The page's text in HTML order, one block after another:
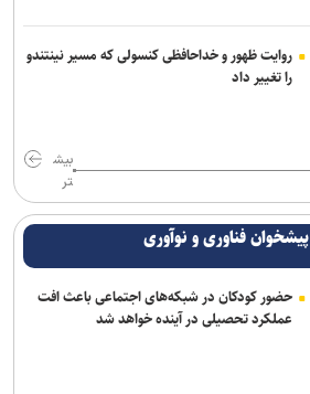
روایت ظهور و خداحافظی کنسولی که مسیر نینتندو
را تغییر داد
بیش
تر
پیشخوان فناوری و نوآوری
حضور کودکان در شبکه‌های اجتماعی باعث افت
عملکرد تحصیلی در آینده خواهد شد